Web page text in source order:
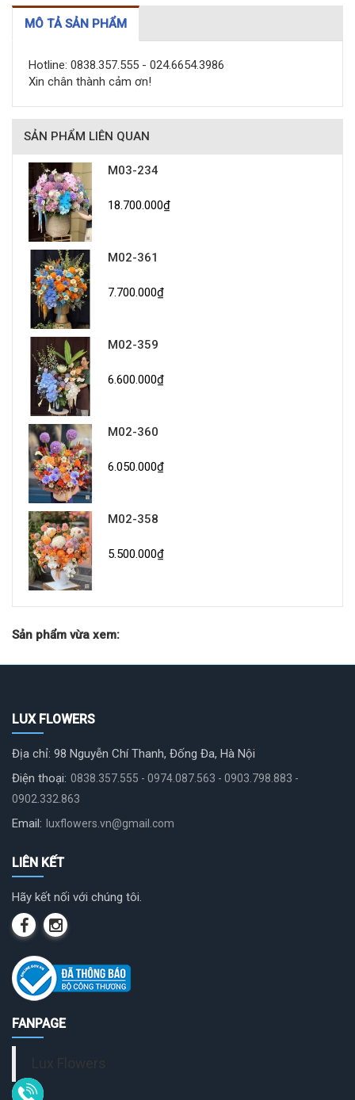
MÔ TẢ SẢN PHẨM
Hotline: 0838.357.555 - 024.6654.3986
Xin chân thành cảm ơn!
SẢN PHẨM LIÊN QUAN
M03-234
18.700.000₫
M02-361
7.700.000₫
M02-359
6.600.000₫
M02-360
6.050.000₫
M02-358
5.500.000₫
Sản phẩm vừa xem:
LUX FLOWERS
Địa chỉ: 98 Nguyễn Chí Thanh, Đống Đa, Hà Nội
Điện thoại: 0838.357.555 - 0974.087.563 - 0903.798.883 -
0902.332.863
Email: luxflowers.vn@gmail.com
LIÊN KẾT
Hãy kết nối với chúng tôi.
FANPAGE
Lux Flowers